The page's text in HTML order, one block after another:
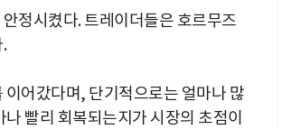
정시켰다. 트레이더들은 호르무즈
어갔다며, 단기적으로는 얼마나 많
빨리 회복되는지가 시장의 초점이
박지수 아나운서가 타본 ‘전설의 무쏘’… “여성·